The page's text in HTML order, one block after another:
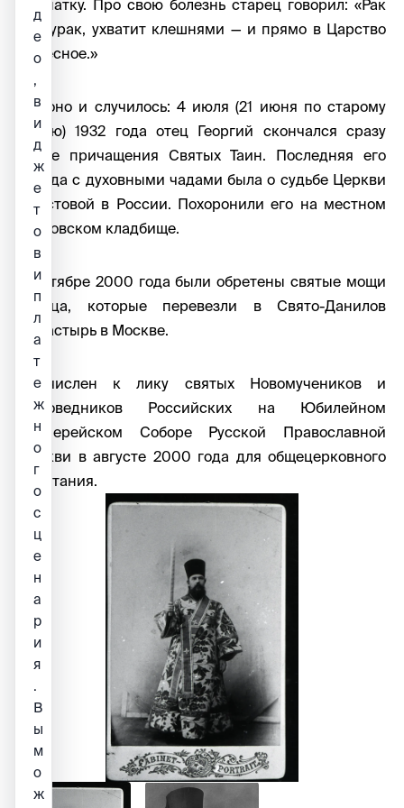
комнатку. Про свою болезнь старец говорил: «Рак
не дурак, ухватит клешнями — и прямо в Царство
Небесное.»
Так оно и случилось: 4 июля (21 июня по старому
стилю) 1932 года отец Георгий скончался сразу
после причащения Святых Таин. Последняя его
беседа с духовными чадами была о судьбе Церкви
Христовой в России. Похоронили его на местном
Бугровском кладбище.
В октябре 2000 года были обретены святые мощи
старца, которые перевезли в Свято-Данилов
монастырь в Москве.
Причислен к лику святых Новомучеников и
Исповедников Российских на Юбилейном
Архиерейском Соборе Русской Православной
Церкви в августе 2000 года для общецерковного
почитания.
д
е
о
,
в
и
д
ж
е
т
о
в
и
п
л
а
т
е
ж
н
о
г
о
с
ц
е
н
а
р
и
я
.
В
ы
м
о
ж